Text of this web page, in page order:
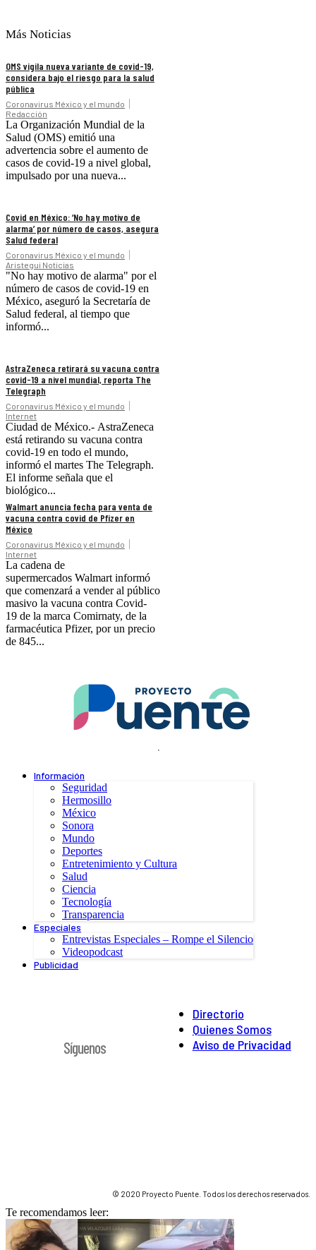
Más Noticias
OMS vigila nueva variante de covid-19,
considera bajo el riesgo para la salud
pública
Coronavirus México y el mundo
Redacción
La Organización Mundial de la
Salud (OMS) emitió una
advertencia sobre el aumento de
casos de covid-19 a nivel global,
impulsado por una nueva...
Covid en México: ‘No hay motivo de
alarma’ por número de casos, asegura
Salud federal
Coronavirus México y el mundo
Aristegui Noticias
"No hay motivo de alarma" por el
número de casos de covid-19 en
México, aseguró la Secretaría de
Salud federal, al tiempo que
informó...
AstraZeneca retirará su vacuna contra
covid-19 a nivel mundial, reporta The
Telegraph
Coronavirus México y el mundo
Internet
Ciudad de México.- AstraZeneca
está retirando su vacuna contra
covid-19 en todo el mundo,
informó el martes The Telegraph.
El informe señala que el
biológico...
Walmart anuncia fecha para venta de
vacuna contra covid de Pfizer en
México
Coronavirus México y el mundo
Internet
La cadena de
supermercados Walmart informó
que comenzará a vender al público
masivo la vacuna contra Covid-
19 de la marca Comirnaty, de la
farmacéutica Pfizer, por un precio
de 845...
.
Información
Seguridad
Hermosillo
México
Sonora
Mundo
Deportes
Entretenimiento y Cultura
Salud
Ciencia
Tecnología
Transparencia
Especiales
Entrevistas Especiales – Rompe el Silencio
Videopodcast
Publicidad
Directorio
Quienes Somos
Aviso de Privacidad
Síguenos
© 2020 Proyecto Puente. Todos los derechos reservados.
Te recomendamos leer: